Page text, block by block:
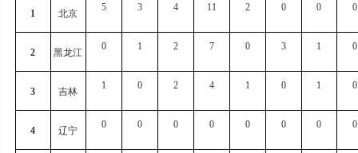
1 北京
5 3 4 11 2 0 0 0
2 黑龙江
0 1 2 7 0 3 1 0
3 吉林
1 0 2 4 1 0 1 0
4 辽宁
0 0 0 0 0 0 0 0